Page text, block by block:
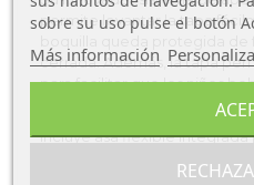
permite levantar la tapa
cerrada. Además, la tapa
para facilitar que los niños
Incluye asa flexible
sobre su uso pulse el botón
Más información